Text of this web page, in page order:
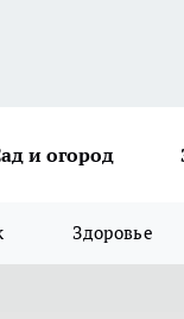
и огород
Здоровье